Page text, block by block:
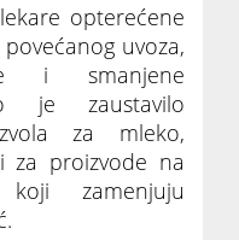
opterećene
uvoza,
i smanjene
je zaustavilo
za mleko,
za proizvode na
zamenjuju